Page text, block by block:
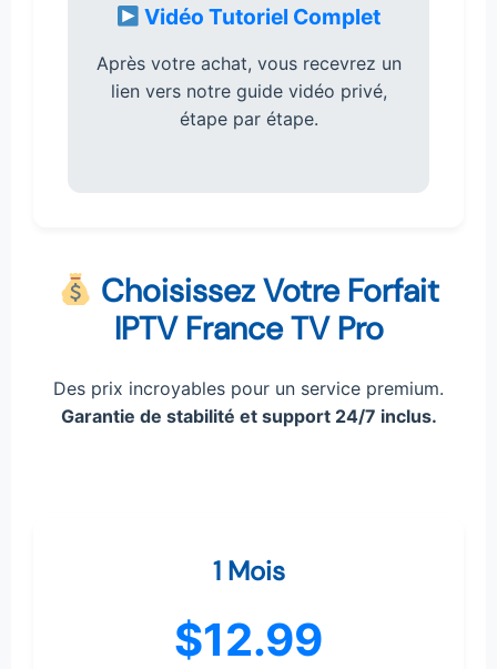
Vidéo Tutoriel Complet
Après votre achat, vous recevrez un
lien vers notre guide vidéo privé,
étape par étape.
Choisissez Votre Forfait
IPTV France TV Pro
Des prix incroyables pour un service premium.
Garantie de stabilité et support 24/7 inclus.
1 Mois
$12.99